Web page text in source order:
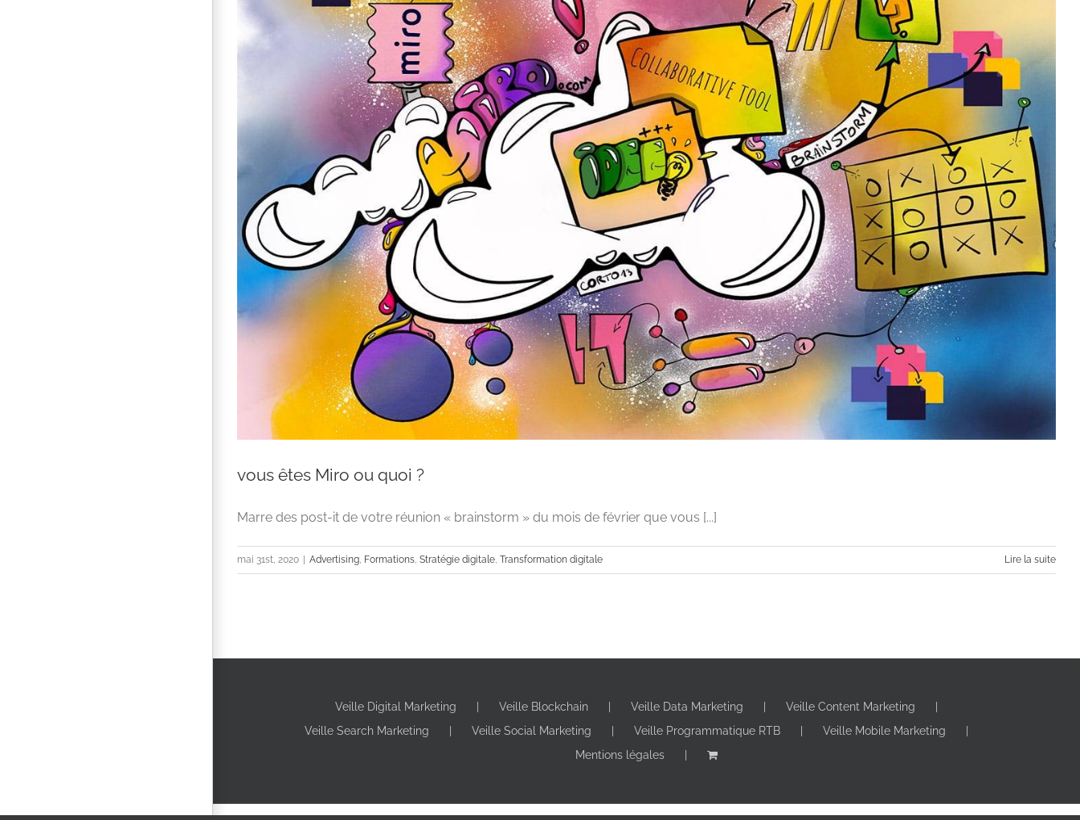
Advertising
Formations Stratégie digitale Transformation digitale
vous êtes Miro ou quoi ?
Marre des post-it de votre réunion « brainstorm » du mois de février que vous [...]
mai 31st, 2020 Advertising, Formations, Stratégie digitale, Transformation digitale Lire la suite
Veille Digital Marketing Veille Blockchain Veille Data Marketing
Veille Content Marketing
Veille Search Marketing
Veille Social Marketing Veille Programmatique RTB
Veille Mobile Marketing
Mentions légales